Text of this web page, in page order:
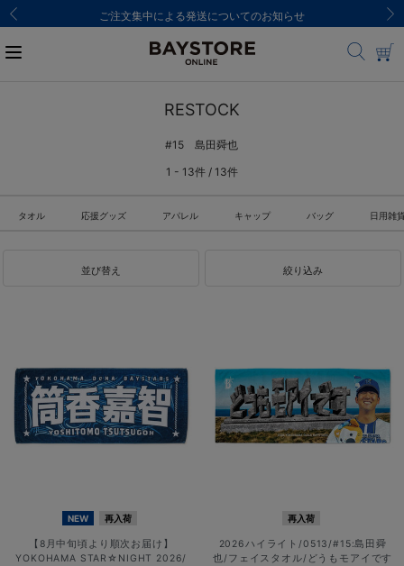
ご注文集中による発送についてのお知らせ
RESTOCK
#15 島田舜也
1 - 13件 / 13件
タオル 応援グッズ アパレル キャップ バッグ 日用雑
並び替え 絞り込み
NEW 再入荷
【8月中旬頃より順次お届け】
YOKOHAMA STAR☆NIGHT 2026/
再入荷
2026ハイライト/0513/#15:島田舜
也/フェイスタオル/どうもモアイです